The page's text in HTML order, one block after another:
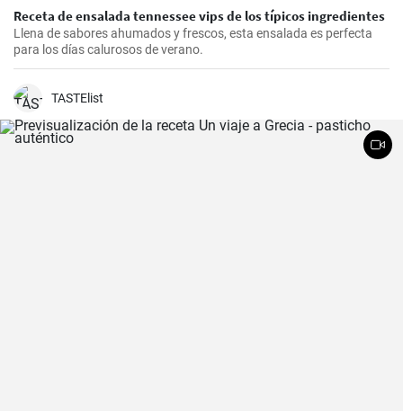
Receta de ensalada tennessee vips de los típicos ingredientes
Llena de sabores ahumados y frescos, esta ensalada es perfecta
para los días calurosos de verano.
TASTElist